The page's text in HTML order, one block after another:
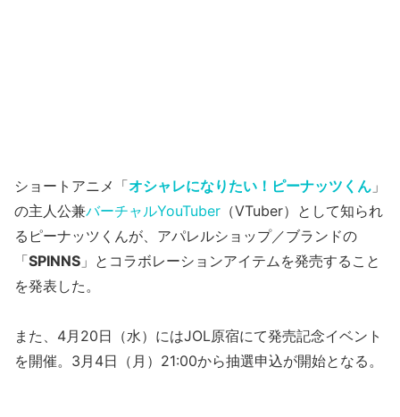
ショートアニメ「オシャレになりたい！ピーナッツくん 」
の主人公兼バーチャルYouTuber （VTuber）として知られ
るピーナッツくんが、アパレルショップ／ブランドの
「SPINNS 」とコラボレーションアイテムを発売すること
を発表した。
また、4月20日（水）にはJOL原宿にて発売記念イベント
を開催。3月4日（月）21:00から抽選申込が開始となる。